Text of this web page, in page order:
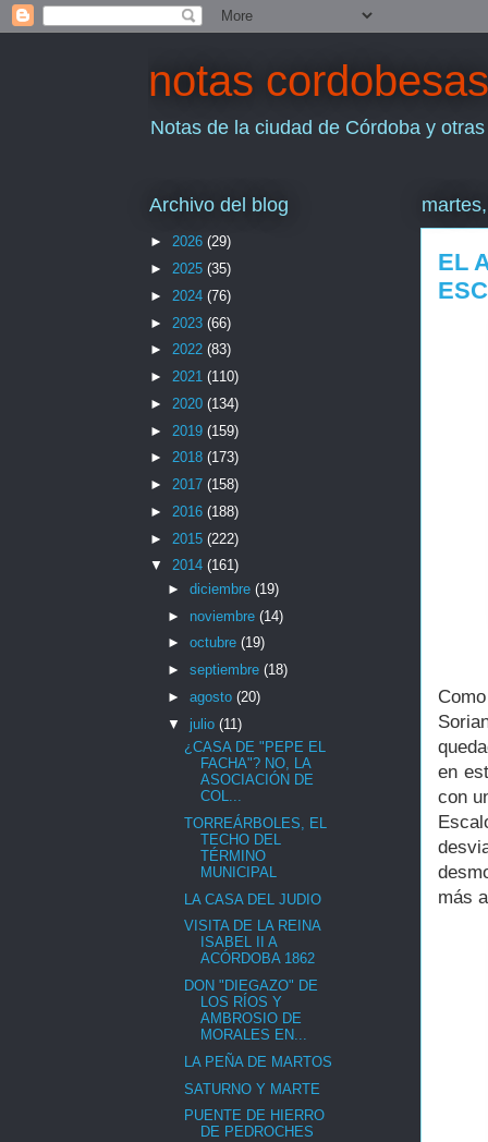
notas cordobesas
Notas de la ciudad de Córdoba y
EL
en
con
más
Archivo del blog
► 2026 (29)
► 2025 (35)
► 2024 (76)
► 2023 (66)
► 2022 (83)
► 2021 (110)
► 2020 (134)
► 2019 (159)
► 2018 (173)
► 2017 (158)
► 2016 (188)
► 2015 (222)
▼ 2014 (161)
► diciembre (19)
► noviembre (14)
► octubre (19)
► septiembre (18)
► agosto (20)
▼ julio (11)
¿CASA DE "PEPE EL
FACHA"? NO, LA
ASOCIACIÓN DE
COL...
TORREÁRBOLES, EL
TECHO DEL
TÉRMINO
MUNICIPAL
LA CASA DEL JUDIO
VISITA DE LA REINA
ISABEL II A
ACÓRDOBA 1862
DON "DIEGAZO" DE
LOS RÍOS Y
AMBROSIO DE
MORALES EN...
LA PEÑA DE MARTOS
SATURNO Y MARTE
PUENTE DE HIERRO
DE PEDROCHES